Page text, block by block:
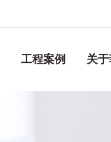
工程案例 关